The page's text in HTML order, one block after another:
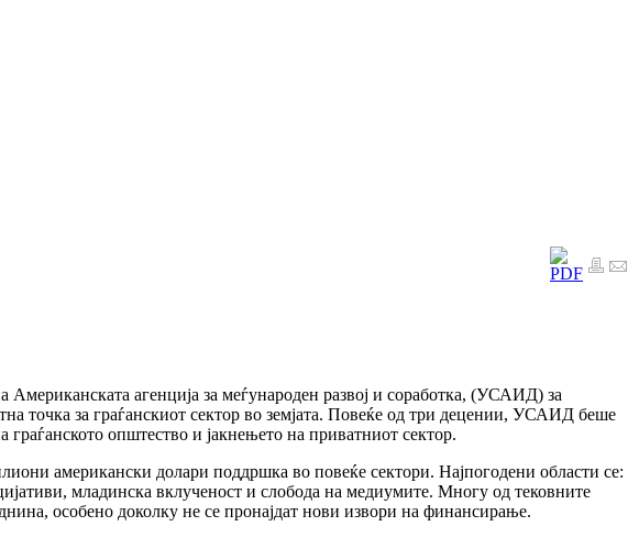
агенција за меѓународен развој и соработка, (УСАИД) за
точка за граѓанскиот сектор во земјата. Повеќе од три децении, УСАИД беше
општество и јакнењето на приватниот сектор.
американски долари поддршка во повеќе сектори. Најпогодени области се:
младинска вклученост и слобода на медиумите. Многу од тековните
особено доколку не се пронајдат нови извори на финансирање.